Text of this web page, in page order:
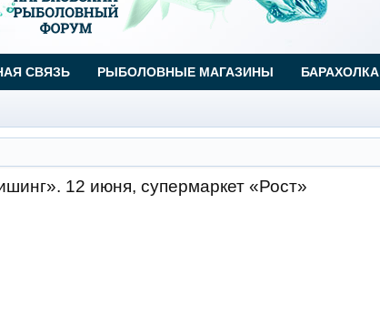
12 июня, супермаркет «Рост»
СВЯЗЬ РЫБОЛОВНЫЕ МАГАЗИНЫ БАРАХОЛКА